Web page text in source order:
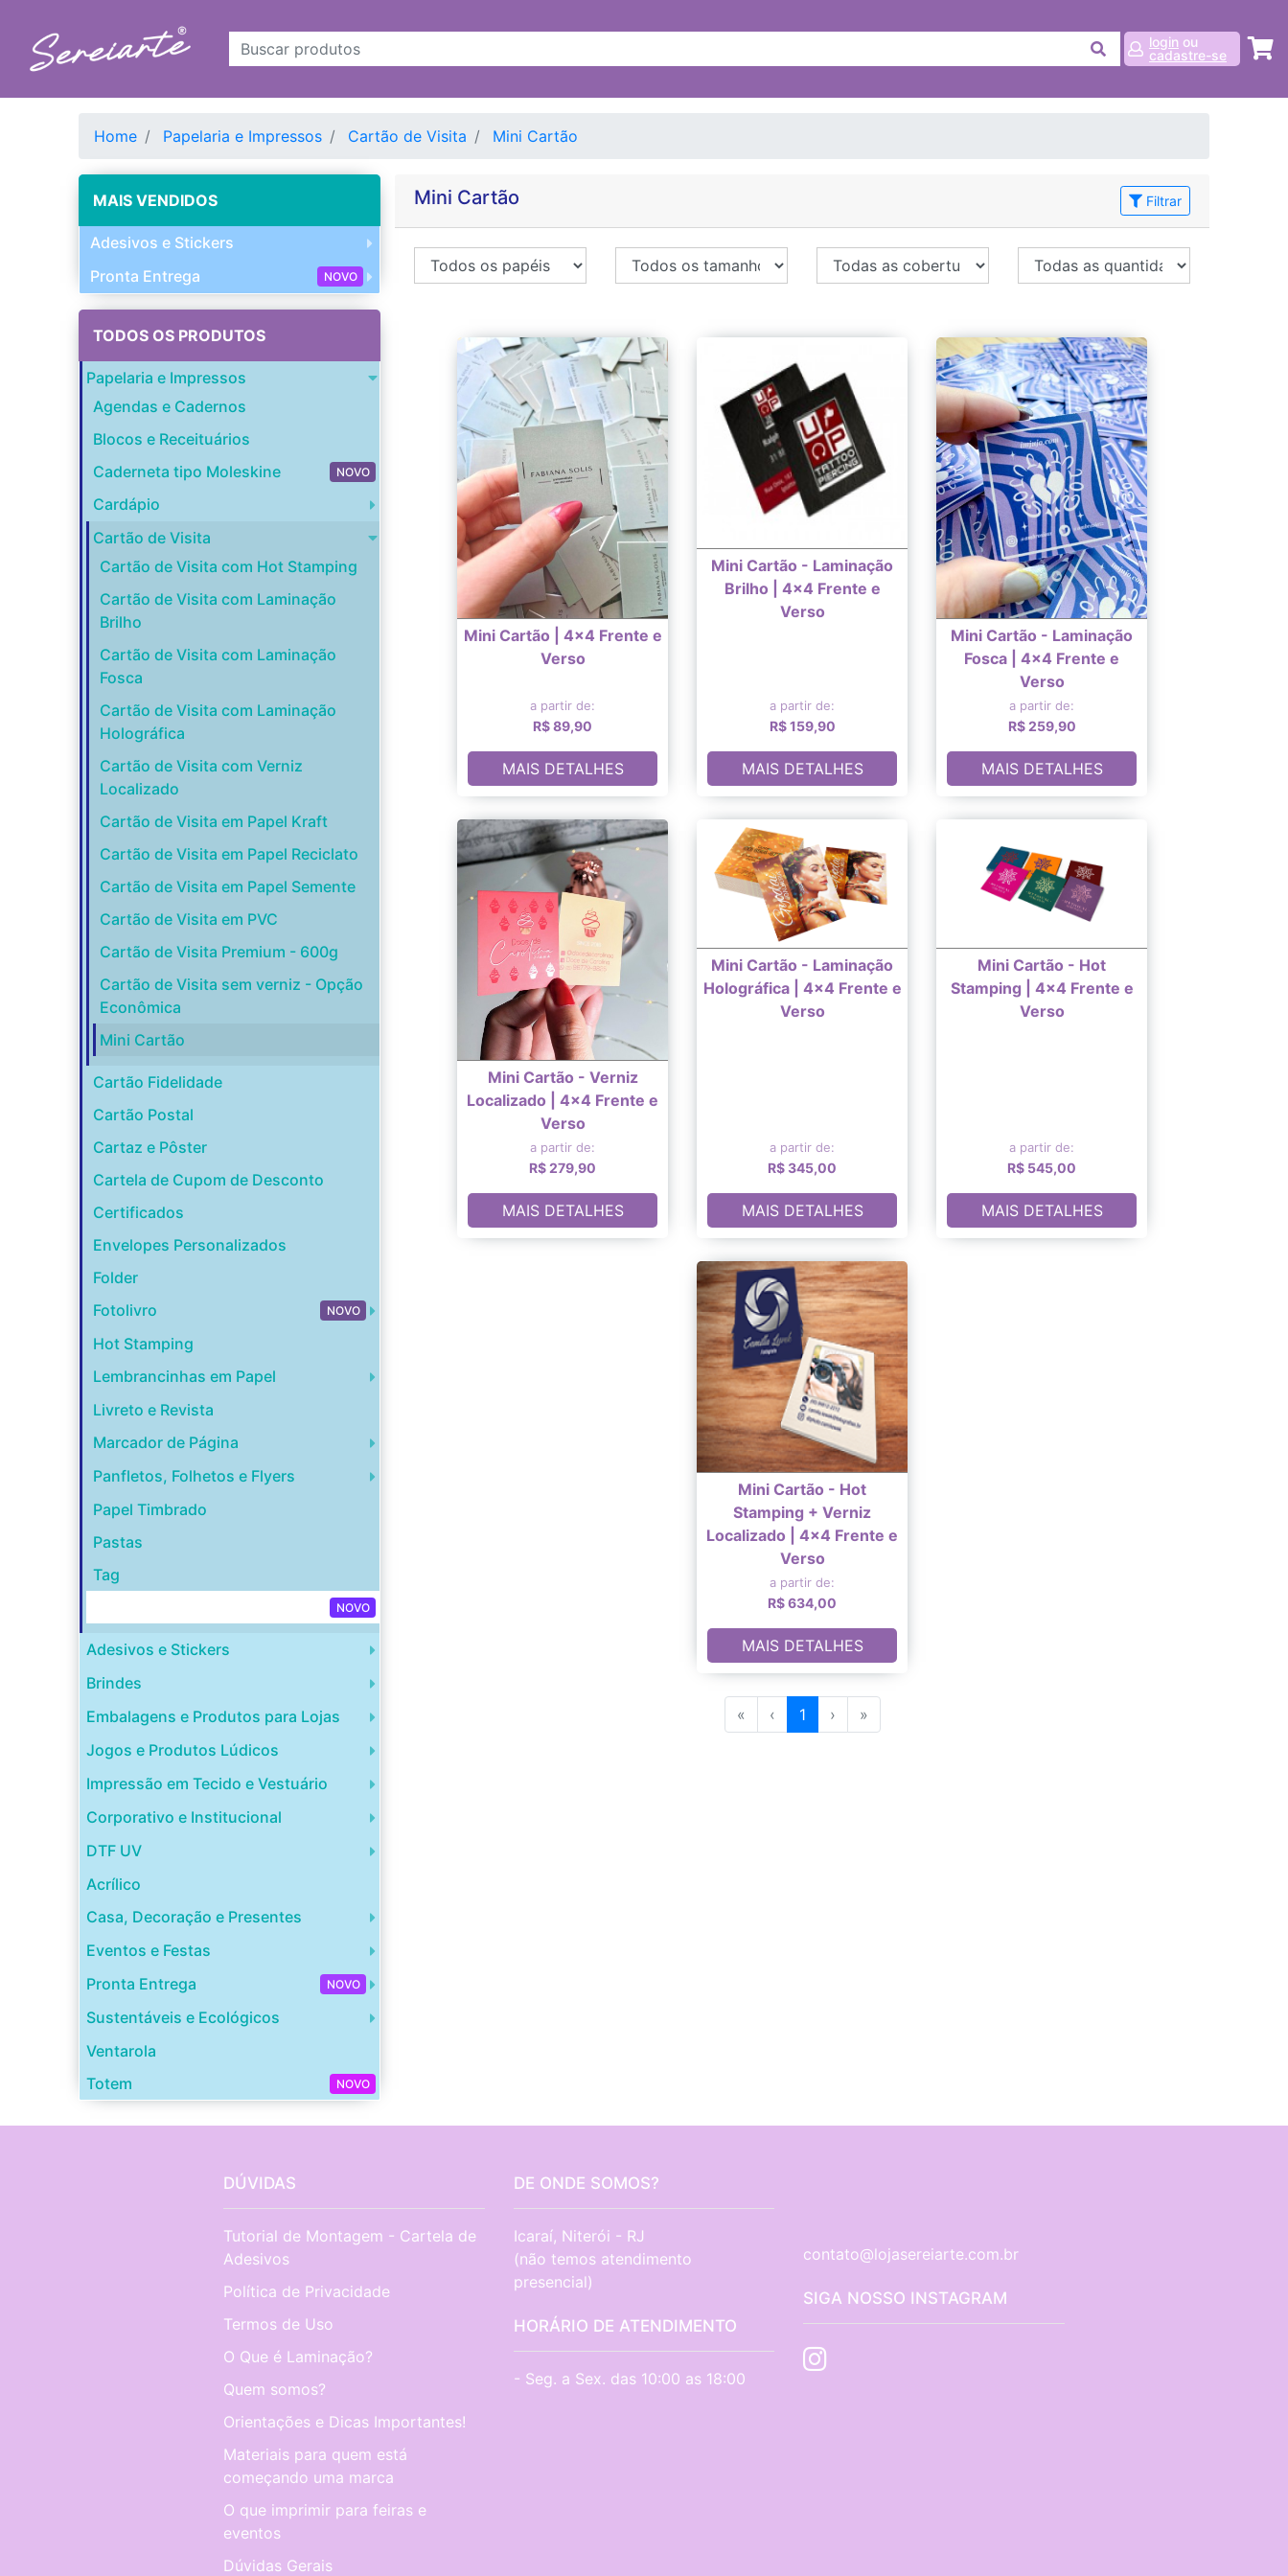
login ou
cadastre-se
Home Papelaria e Impressos Cartão de Visita Mini Cartão
MAIS VENDIDOS
Adesivos e Stickers
NOVO
Pronta Entrega
TODOS OS PRODUTOS
Papelaria e Impressos
Agendas e Cadernos
Blocos e Receituários
NOVO
Caderneta tipo Moleskine
Cardápio
Cartão de Visita
Cartão de Visita com Hot Stamping
Cartão de Visita com Laminação
Brilho
Cartão de Visita com Laminação
Fosca
Cartão de Visita com Laminação
Holográfica
Cartão de Visita com Verniz
Localizado
Cartão de Visita em Papel Kraft
Cartão de Visita em Papel Reciclato
Cartão de Visita em Papel Semente
Cartão de Visita em PVC
Cartão de Visita Premium - 600g
Cartão de Visita sem verniz - Opção
Econômica
Mini Cartão
Cartão Fidelidade
Cartão Postal
Cartaz e Pôster
Cartela de Cupom de Desconto
Certificados
Envelopes Personalizados
Folder
NOVO
Fotolivro
Hot Stamping
Lembrancinhas em Papel
Livreto e Revista
Marcador de Página
Panfletos, Folhetos e Flyers
Papel Timbrado
Pastas
Tag
NOVO
Adesivos e Stickers
Brindes
Embalagens e Produtos para Lojas
Jogos e Produtos Lúdicos
Impressão em Tecido e Vestuário
Corporativo e Institucional
DTF UV
Acrílico
Casa, Decoração e Presentes
Eventos e Festas
NOVO
Pronta Entrega
Sustentáveis e Ecológicos
Ventarola
NOVO
Totem
Mini Cartão Filtrar
Mini Cartão | 4x4 Frente e
Verso
a partir de:
R$ 89,90
MAIS DETALHES
Mini Cartão - Laminação
Brilho | 4x4 Frente e
Verso
a partir de:
R$ 159,90
MAIS DETALHES
Mini Cartão - Laminação
Fosca | 4x4 Frente e
Verso
a partir de:
R$ 259,90
MAIS DETALHES
Mini Cartão - Verniz
Localizado | 4x4 Frente e
Verso
a partir de:
R$ 279,90
MAIS DETALHES
Mini Cartão - Laminação
Holográfica | 4x4 Frente e
Verso
a partir de:
R$ 345,00
MAIS DETALHES
Mini Cartão - Hot
Stamping | 4x4 Frente e
Verso
a partir de:
R$ 545,00
MAIS DETALHES
Mini Cartão - Hot
Stamping + Verniz
Localizado | 4x4 Frente e
Verso
a partir de:
R$ 634,00
MAIS DETALHES
« ‹ 1 › »
DÚVIDAS
Tutorial de Montagem - Cartela de
Adesivos
Política de Privacidade
Termos de Uso
O Que é Laminação?
Quem somos?
Orientações e Dicas Importantes!
Materiais para quem está
começando uma marca
O que imprimir para feiras e
eventos
Dúvidas Gerais
DE ONDE SOMOS?
Icaraí, Niterói - RJ
(não temos atendimento
presencial)
HORÁRIO DE ATENDIMENTO
- Seg. a Sex. das 10:00 as 18:00
contato@lojasereiarte.com.br
SIGA NOSSO INSTAGRAM